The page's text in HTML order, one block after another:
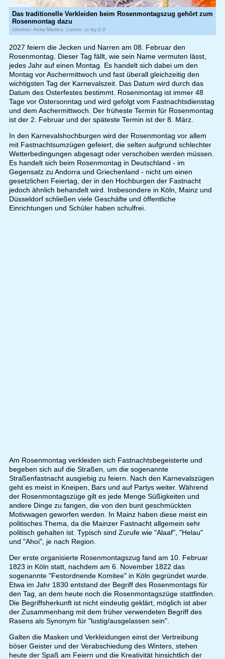
Das traditionelle Verkleiden beim Rosenmontagszug gehört zum
Rosenmontag dazu
Urheber: Anita Martinz. Lizenz: cc-by-2.0
2027 feiern die Jecken und Narren am 08. Februar den
Rosenmontag. Dieser Tag fällt, wie sein Name vermuten lässt,
jedes Jahr auf einen Montag. Es handelt sich dabei um den
Montag vor Aschermittwoch und fast überall gleichzeitig den
wichtigsten Tag der Karnevalszeit. Das Datum wird durch das
Datum des Osterfestes bestimmt. Rosenmontag ist immer 48
Tage vor Ostersonntag und wird gefolgt vom Fastnachtsdienstag
und dem Aschermittwoch. Der früheste Termin für Rosenmontag
ist der 2. Februar und der späteste Termin ist der 8. März.
In den Karnevalshochburgen wird der Rosenmontag vor allem
mit Fastnachtsumzügen gefeiert, die selten aufgrund schlechter
Wetterbedingungen abgesagt oder verschoben werden müssen.
Es handelt sich beim Rosenmontag in Deutschland - im
Gegensatz zu Andorra und Griechenland - nicht um einen
gesetzlichen Feiertag, der in den Hochburgen der Fastnacht
jedoch ähnlich behandelt wird. Insbesondere in Köln, Mainz und
Düsseldorf schließen viele Geschäfte und öffentliche
Einrichtungen und Schüler haben schulfrei.
Am Rosenmontag verkleiden sich Fastnachtsbegeisterte und
begeben sich auf die Straßen, um die sogenannte
Straßenfastnacht ausgiebig zu feiern. Nach den Karnevalszügen
geht es meist in Kneipen, Bars und auf Partys weiter. Während
der Rosenmontagszüge gilt es jede Menge Süßigkeiten und
andere Dinge zu fangen, die von den bunt geschmückten
Motivwagen geworfen werden. In Mainz haben diese meist ein
politisches Thema, da die Mainzer Fastnacht allgemein sehr
politisch gehalten ist. Typisch sind Zurufe wie "Alaaf", "Helau"
und "Ahoi", je nach Region.
Der erste organisierte Rosenmontagszug fand am 10. Februar
1823 in Köln statt, nachdem am 6. November 1822 das
sogenannte "Festordnende Komitee" in Köln gegründet wurde.
Etwa im Jahr 1830 entstand der Begriff des Rosenmontags für
den Tag, an dem heute noch die Rosenmontagszüge stattfinden.
Die Begriffsherkunft ist nicht eindeutig geklärt, möglich ist aber
der Zusammenhang mit dem früher verwendeten Begriff des
Rasens als Synonym für "lustig/ausgelassen sein".
Galten die Masken und Verkleidungen einst der Vertreibung
böser Geister und der Verabschiedung des Winters, stehen
heute der Spaß am Feiern und die Kreativität hinsichtlich der